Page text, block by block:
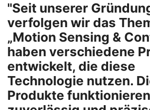
"Seit unserer
verfolgen wir das
„Motion Sensing &
haben verschiedene
entwickelt, die diese
Technologie nutzen.
Produkte funktionieren